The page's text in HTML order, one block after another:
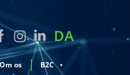
DA
Om os B2C